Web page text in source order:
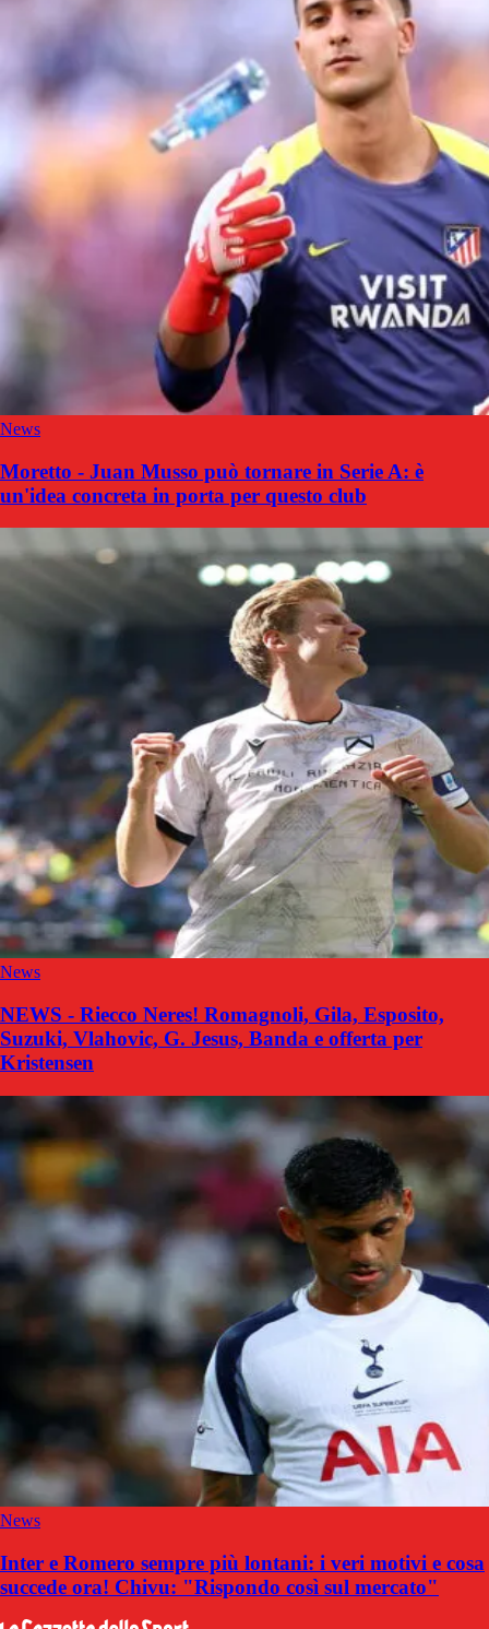
News
Moretto - Juan Musso può tornare in Serie A: è
un'idea concreta in porta per questo club
News
NEWS - Riecco Neres! Romagnoli, Gila, Esposito,
Suzuki, Vlahovic, G. Jesus, Banda e offerta per
Kristensen
News
Inter e Romero sempre più lontani: i veri motivi e cosa
succede ora! Chivu: "Rispondo così sul mercato"